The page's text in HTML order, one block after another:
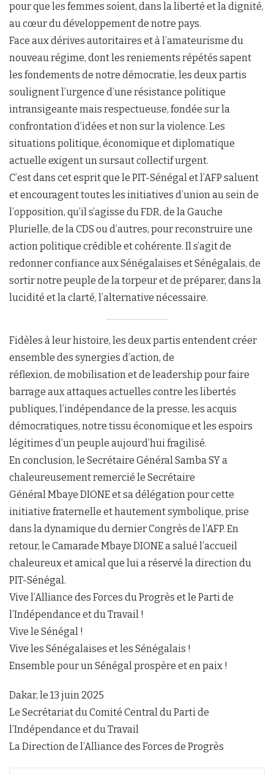
pour que les femmes soient, dans la liberté et la dignité,
au cœur du développement de notre pays.
Face aux dérives autoritaires et à l’amateurisme du
nouveau régime, dont les reniements répétés sapent
les fondements de notre démocratie, les deux partis
soulignent l’urgence d’une résistance politique
intransigeante mais respectueuse, fondée sur la
confrontation d’idées et non sur la violence. Les
situations politique, économique et diplomatique
actuelle exigent un sursaut collectif urgent.
C’est dans cet esprit que le PIT-Sénégal et l’AFP saluent
et encouragent toutes les initiatives d’union au sein de
l’opposition, qu’il s’agisse du FDR, de la Gauche
Plurielle, de la CDS ou d’autres, pour reconstruire une
action politique crédible et cohérente. Il s’agit de
redonner confiance aux Sénégalaises et Sénégalais, de
sortir notre peuple de la torpeur et de préparer, dans la
lucidité et la clarté, l’alternative nécessaire.
Fidèles à leur histoire, les deux partis entendent créer
ensemble des synergies d’action, de
réflexion, de mobilisation et de leadership pour faire
barrage aux attaques actuelles contre les libertés
publiques, l’indépendance de la presse, les acquis
démocratiques, notre tissu économique et les espoirs
légitimes d’un peuple aujourd’hui fragilisé.
En conclusion, le Secrétaire Général Samba SY a
chaleureusement remercié le Secrétaire
Général Mbaye DIONE et sa délégation pour cette
initiative fraternelle et hautement symbolique, prise
dans la dynamique du dernier Congrès de l’AFP. En
retour, le Camarade Mbaye DIONE a salué l’accueil
chaleureux et amical que lui a réservé la direction du
PIT-Sénégal.
Vive l’Alliance des Forces du Progrès et le Parti de
l’Indépendance et du Travail !
Vive le Sénégal !
Vive les Sénégalaises et les Sénégalais !
Ensemble pour un Sénégal prospère et en paix !
Dakar, le 13 juin 2025
Le Secrétariat du Comité Central du Parti de
l’Indépendance et du Travail
La Direction de l’Alliance des Forces de Progrès